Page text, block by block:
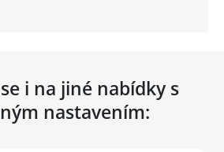
i na jiné nabídky s
nastavením: